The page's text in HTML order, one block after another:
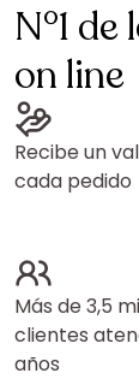
N°1
on line
Recibe un
cada pedido
Más de 3,5
clientes
años